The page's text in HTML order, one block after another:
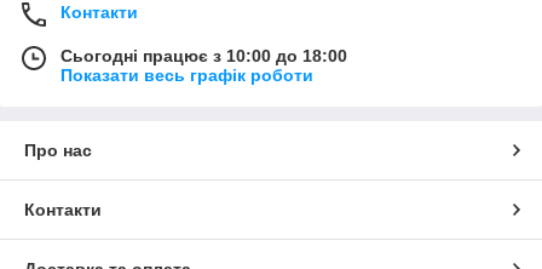
Контакти
Сьогодні працює з 10:00 до 18:00
Показати весь графік роботи
Про нас
Контакти